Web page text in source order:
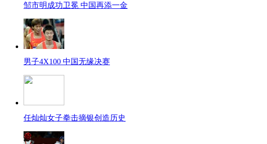
邹市明成功卫冕 中国再添一金
男子4X100 中国无缘决赛
任灿灿女子拳击摘银创造历史